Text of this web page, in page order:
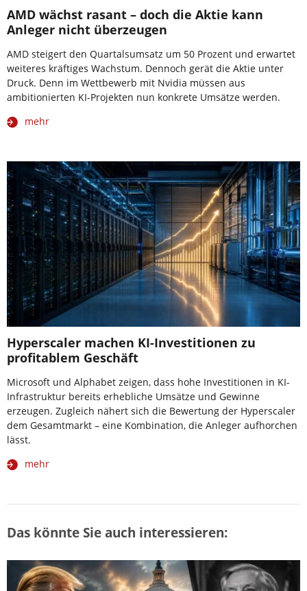
AMD wächst rasant – doch die Aktie kann
Anleger nicht überzeugen
AMD steigert den Quartalsumsatz um 50 Prozent und erwartet
weiteres kräftiges Wachstum. Dennoch gerät die Aktie unter
Druck. Denn im Wettbewerb mit Nvidia müssen aus
ambitionierten KI-Projekten nun konkrete Umsätze werden.
mehr
Hyperscaler machen KI-Investitionen zu
profitablem Geschäft
Microsoft und Alphabet zeigen, dass hohe Investitionen in KI-
Infrastruktur bereits erhebliche Umsätze und Gewinne
erzeugen. Zugleich nähert sich die Bewertung der Hyperscaler
dem Gesamtmarkt – eine Kombination, die Anleger aufhorchen
lässt.
mehr
Das könnte Sie auch interessieren: